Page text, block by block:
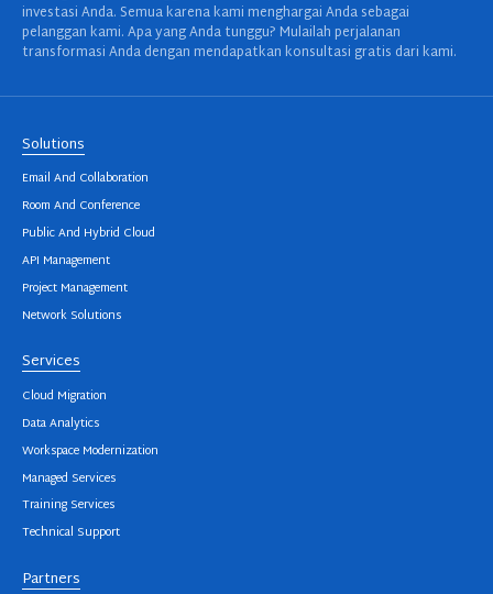
investasi Anda. Semua karena kami menghargai Anda sebagai
pelanggan kami. Apa yang Anda tunggu? Mulailah perjalanan
transformasi Anda dengan mendapatkan konsultasi gratis dari kami.
Solutions
Email And Collaboration
Room And Conference
Public And Hybrid Cloud
API Management
Project Management
Network Solutions
Services
Cloud Migration
Data Analytics
Workspace Modernization
Managed Services
Training Services
Technical Support
Partners